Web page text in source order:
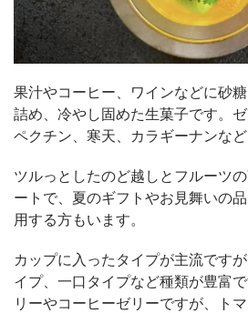
果汁やコーヒー、ワインなどに砂
詰め、冷やし固めた生菓子です。
ペクチン、寒天、カラギーナンなど
ツルっとしたのど越しとフルーツ
ートで、夏のギフトやお見舞いの
用する方もいます。
カップに入ったタイプが主流です
イプ、一口タイプなど種類が豊富
リーやコーヒーゼリーですが、ト